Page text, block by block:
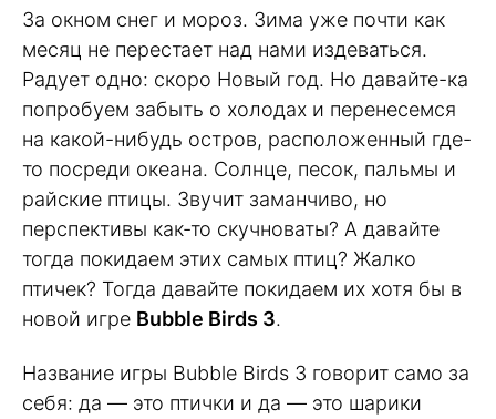
За окном снег и мороз. Зима уже почти как
месяц не перестает над нами издеваться.
Радует одно: скоро Новый год. Но давайте-ка
попробуем забыть о холодах и перенесемся
на какой-нибудь остров, расположенный где-
то посреди океана. Солнце, песок, пальмы и
райские птицы. Звучит заманчиво, но
перспективы как-то скучноваты? А давайте
тогда покидаем этих самых птиц? Жалко
птичек? Тогда давайте покидаем их хотя бы в
новой игре Bubble Birds 3.
Название игры Bubble Birds 3 говорит само за
себя: да — это птички и да — это шарики